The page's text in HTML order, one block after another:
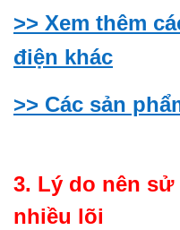
>> Xem thêm
điện khác
>> Các sản
3. Lý do nên
nhiều lõi